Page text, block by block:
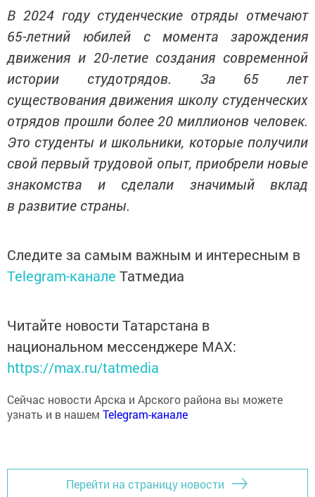
В 2024 году студенческие отряды отмечают
65-летний юбилей с момента зарождения
движения и 20-летие создания современной
истории студотрядов. За 65 лет
существования движения школу студенческих
отрядов прошли более 20 миллионов человек.
Это студенты и школьники, которые получили
свой первый трудовой опыт, приобрели новые
знакомства и сделали значимый вклад
в развитие страны.
Следите за самым важным и интересным в
Telegram-канале Татмедиа
Читайте новости Татарстана в
национальном мессенджере MАХ:
https://max.ru/tatmedia
Сейчас новости Арска и Арского района вы можете
узнать и в нашемTelegram-канале
Перейти на страницу новости